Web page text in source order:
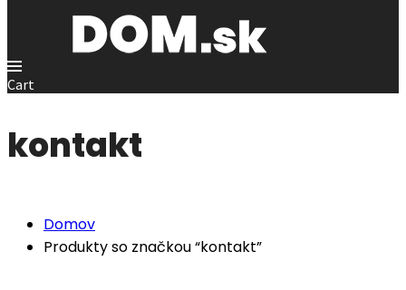
Cart
kontakt
Domov
Produkty so značkou “kontakt”